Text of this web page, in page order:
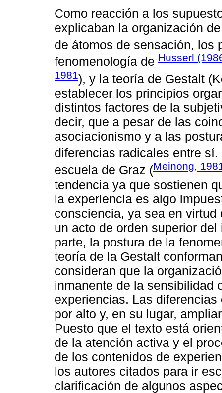
Como reacción a los
explicaban la organización
de átomos de sensación, los
fenomenología de Husserl
1981), y la teoría de Gestalt
establecer los principios
distintos factores de la
decir, que a pesar de las
asociacionismo y a las
diferencias radicales entre
escuela de Graz (Meinong,
tendencia ya que sostienen
la experiencia es algo
consciencia, ya sea en
un acto de orden superior
parte, la postura de la
teoría de la Gestalt
consideran que la
inmanente de la sensibilidad
experiencias. Las
por alto y, en su lugar,
Puesto que el texto está
de la atención activa y el
de los contenidos de
los autores citados para ir
clarificación de algunos